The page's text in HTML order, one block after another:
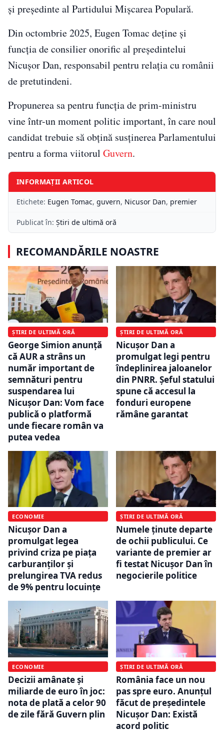
și președinte al Partidului Mișcarea Populară.
Din octombrie 2025, Eugen Tomac deține și
funcția de consilier onorific al președintelui
Nicușor Dan, responsabil pentru relația cu românii
de pretutindeni.
Propunerea sa pentru funcția de prim-ministru
vine într-un moment politic important, în care noul
candidat trebuie să obțină susținerea Parlamentului
pentru a forma viitorul Guvern.
INFORMAȚII ARTICOL
Etichete: Eugen Tomac, guvern, Nicusor Dan, premier
Publicat în: Știri de ultimă oră
RECOMANDĂRILE NOASTRE
ȘTIRI DE ULTIMĂ ORĂ
George Simion anunță
că AUR a strâns un
număr important de
semnături pentru
suspendarea lui
Nicușor Dan: Vom face
publică o platformă
unde fiecare român va
putea vedea
ȘTIRI DE ULTIMĂ ORĂ
Nicușor Dan a
promulgat legi pentru
îndeplinirea jaloanelor
din PNRR. Șeful statului
spune că accesul la
fonduri europene
rămâne garantat
ECONOMIE
Nicușor Dan a
promulgat legea
privind criza pe piața
carburanților și
prelungirea TVA redus
de 9% pentru locuințe
ȘTIRI DE ULTIMĂ ORĂ
Numele ținute departe
de ochii publicului. Ce
variante de premier ar
fi testat Nicușor Dan în
negocierile politice
ECONOMIE
Decizii amânate și
miliarde de euro în joc:
nota de plată a celor 90
de zile fără Guvern plin
ȘTIRI DE ULTIMĂ ORĂ
România face un nou
pas spre euro. Anunțul
făcut de președintele
Nicușor Dan: Există
acord politic